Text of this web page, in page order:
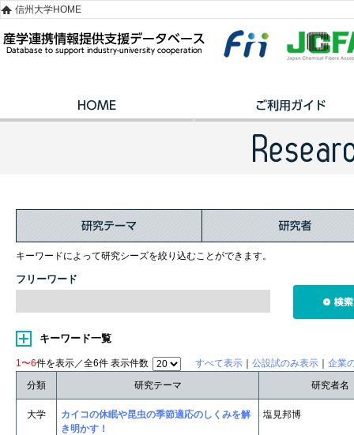
信州大学HOME
キーワードによって研究シーズを絞り込むことができます。
フリーワード
キーワード一覧
1〜6件を表示／全6件 表示件数 すべて表示 公設試のみ表示
企業
分類
研究テーマ 研究者名
大学
カイコの休眠や昆虫の季節適応のしくみを解
き明かす！
塩見邦博